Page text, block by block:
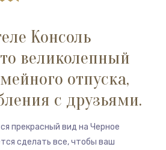
Консоль
великолепный
отпуска,
с друзьями.
прекрасный вид на Черное
сделать все, чтобы ваш